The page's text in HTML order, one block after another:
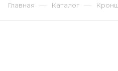
Главная — Каталог —